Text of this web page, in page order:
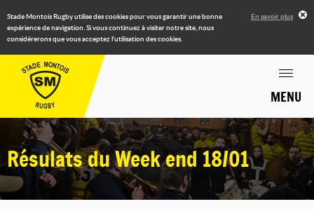
Stade Montois Rugby utilise des cookies pour vous garantir une bonne
expérience de navigation. Si vous continuez à visiter notre site, nous
considérerons que vous acceptez l'utilisation des cookies.
En savoir plus
MENU
Résulats du Week end 18/01